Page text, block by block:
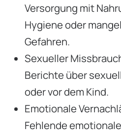
Versorgung mit
Hygiene oder
Gefahren.
Sexueller
Berichte über
oder vor dem Kind.
Emotionale
Fehlende